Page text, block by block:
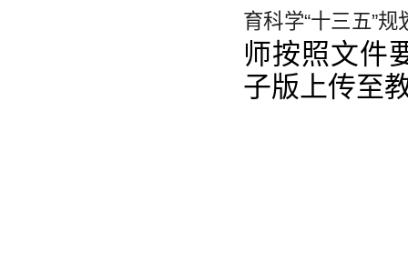
育科学“十三五”
师按照文件
子版上传至